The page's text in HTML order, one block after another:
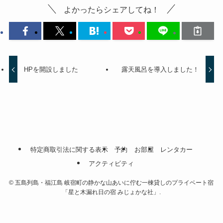
よかったらシェアしてね！
HPを開設しました 露天風呂を導入しました！
特定商取引法に関する表示 予約 お部屋
レンタカー
アクティビティ
© 五島列島・福江島 岐宿町の静かな山あいに佇む一棟貸しのプライベート宿
「星と木漏れ日の宿 みじょかな社」.